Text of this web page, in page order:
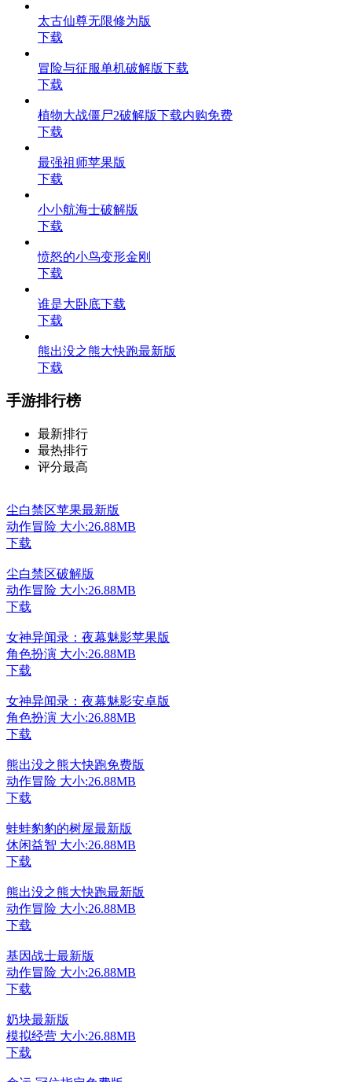
太古仙尊无限修为版
下载
冒险与征服单机破解版下载
下载
植物大战僵尸2破解版下载内购免费
下载
最强祖师苹果版
下载
小小航海士破解版
下载
愤怒的小鸟变形金刚
下载
谁是大卧底下载
下载
熊出没之熊大快跑最新版
下载
手游排行榜
最新排行
最热排行
评分最高
尘白禁区苹果最新版
动作冒险 大小:26.88MB
下载
尘白禁区破解版
动作冒险 大小:26.88MB
下载
女神异闻录：夜幕魅影苹果版
角色扮演 大小:26.88MB
下载
女神异闻录：夜幕魅影安卓版
角色扮演 大小:26.88MB
下载
熊出没之熊大快跑免费版
动作冒险 大小:26.88MB
下载
蛙蛙豹豹的树屋最新版
休闲益智 大小:26.88MB
下载
熊出没之熊大快跑最新版
动作冒险 大小:26.88MB
下载
基因战士最新版
动作冒险 大小:26.88MB
下载
奶块最新版
模拟经营 大小:26.88MB
下载